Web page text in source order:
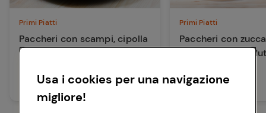
Primi Piatti
Paccheri con scampi, cipolla
di Tropea e besciamella
Primi Piatti
Paccheri con
rosmarino e
30 min
Usa i cookies per una navigazione
migliore!